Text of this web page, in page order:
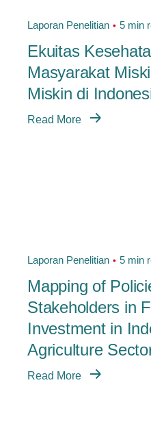
Laporan Penelitian 5 min
Ekuitas
Masyarakat
Miskin di
Read More
Laporan Penelitian 5 min
Mapping of
Stakeholders in
Investment in
Agriculture
Read More